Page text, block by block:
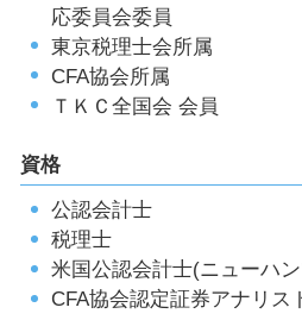
応委員会委員
東京税理士会所属
CFA協会所属
ＴＫＣ全国会 会員
資格
公認会計士
税理士
米国公認会計士(ニューハ
CFA協会認定証券アナリス